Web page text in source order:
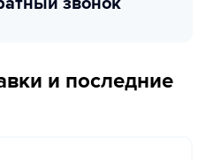
и последние